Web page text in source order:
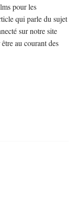
pour les
qui parle du sujet
sur notre site
au courant des